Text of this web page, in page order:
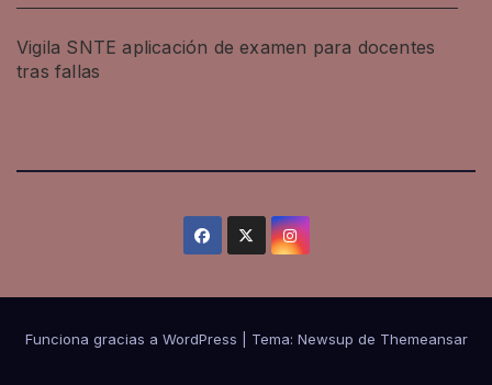
Vigila SNTE aplicación de examen para docentes
tras fallas
Funciona gracias a WordPress Tema: Newsup de Themeansar